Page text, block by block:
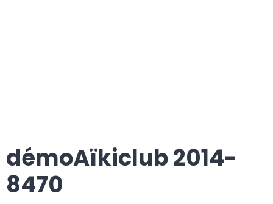
démoAïkiclub 2014-
8470